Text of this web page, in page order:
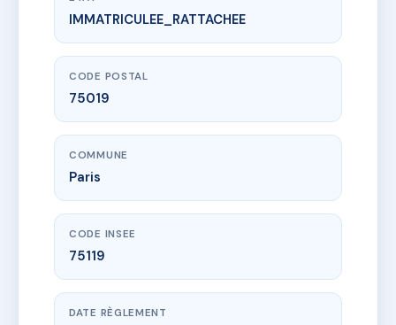
www.vme.plus/AD2623114
47 Rue Manin (Bat A) 8 rue Jean Menans (Bat B)
47 r manin75019 Paris
IMMATRICULEE_RATTACHEE
CODE POSTAL
75019
COMMUNE
Paris
CODE INSEE
75119
DATE RÈGLEMENT